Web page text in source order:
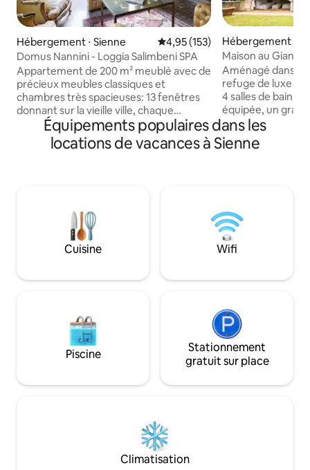
Hébergement ⋅ Sienne Évaluation moyenne sur la
4,95 (153)
Domus Nannini - Loggia Salimbeni SPA
Appartement de 200 m² meublé avec de
précieux meubles classiques et
chambres très spacieuses: 13 fenêtres
donnant sur la vieille ville, chaque
fenêtre offre une vue unique sur la ville.
Salon grand et spacieux avec une vue
incomparable sur le début de Banchi di
canapé-lit et la même vue exclusive. 2
grandes chambres avec vue sur la ville et
lits king-size. 3 salles de bains dont une
avec jacuzzi et une avec douche. Un
une entrée spacieuse et une terrasse
Salle à manger avec vue panoramique
sur le Duomo de Sienne et la Basilique de
San Domenico qui se distinguent par les
toits médiévaux de Sienne à quelques
équipée avec buanderie. Il occupe tout
privilégiées sur Sienne et ses merveilles
Banchi sopra Sopra, le parcours principal
du centre historique de Sienne, en
Hébergement ⋅
Maison au Gianni
Aménagé dans
refuge de luxe
4 salles de bain,
équipée, un
privatif avec
avec canapés,
extérieur et une
promet des
étoiles, entre
dîners en plein
inoubliable vous
Équipements populaires dans les
locations de vacances à Sienne
Cuisine Wifi
Piscine
Stationnement
gratuit sur place
Climatisation